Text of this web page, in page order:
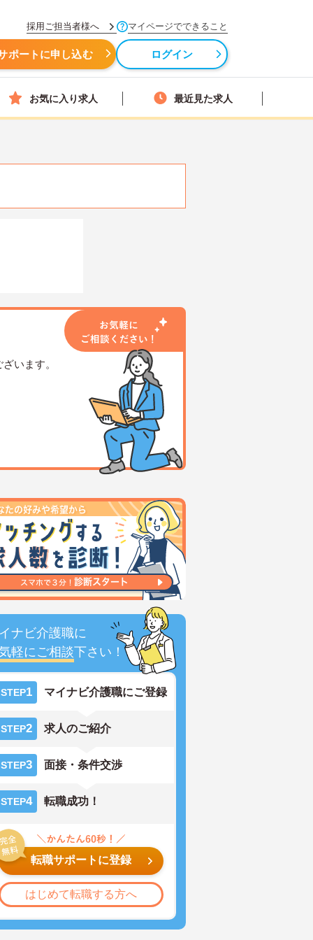
採用ご担当者様へ マイページでできること
ポートに申し込む ログイン
お気に入り求人 最近見た求人
います。
ナビ介護職に
軽にご相談下さい！
STEP1 マイナビ介護職にご登録
STEP2 求人のご紹介
STEP3 面接・条件交渉
STEP4 転職成功！
転職サポートに登録
はじめて転職する方へ